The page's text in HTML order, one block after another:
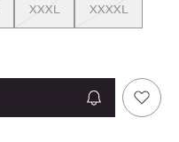
XXXL XXXXL